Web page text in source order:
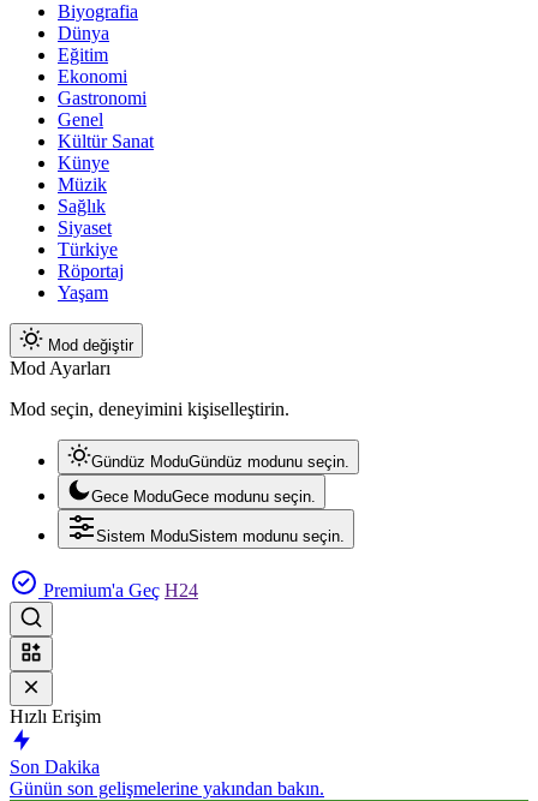
Biyografia
Dünya
Eğitim
Ekonomi
Gastronomi
Genel
Kültür Sanat
Künye
Müzik
Sağlık
Siyaset
Türkiye
Röportaj
Yaşam
Mod değiştir
Mod Ayarları
Mod seçin, deneyimini kişiselleştirin.
Gündüz ModuGündüz modunu seçin.
Gece ModuGece modunu seçin.
Sistem ModuSistem modunu seçin.
Premium'a Geç H24
Hızlı Erişim
Son Dakika
Günün son gelişmelerine yakından bakın.